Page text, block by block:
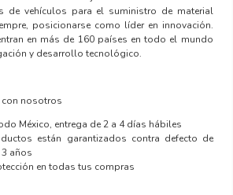
de vehículos para el suministro de material
posicionarse como líder en innovación.
en más de 160 países en todo el mundo
y desarrollo tecnológico.
con nosotros
México, entrega de 2 a 4 días hábiles
están garantizados contra defecto de
años
en todas tus compras